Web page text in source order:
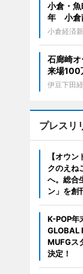
小倉・
年 小倉
小倉経済
石廊崎
来場100
伊豆下田
プレスリ
【オウ
クのえね
へ。総合
ン」を創
K-POP年
GLOBAL
MUFGス
決定！